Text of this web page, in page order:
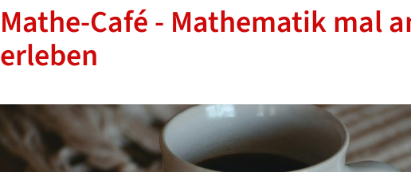
Mathe-Café - Mathematik mal
erleben